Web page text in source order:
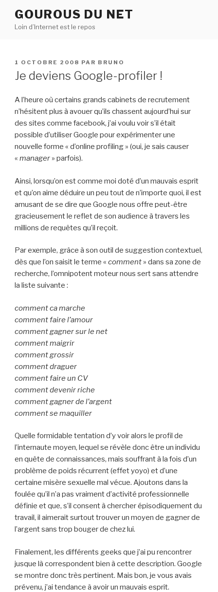
contenu
GOUROUS DU NET
Loin d’Internet est le repos
PUBLIÉ
LE
1 OCTOBRE 2008 PAR BRUNO
Je deviens Google-profiler !
A l’heure où certains grands cabinets de recrutement
n’hésitent plus à avouer qu’ils chassent aujourd’hui sur
des sites comme facebook, j’ai voulu voir s’il était
possible d’utiliser Google pour expérimenter une
nouvelle forme « d’online profiling » (oui, je sais causer
« manager » parfois).
Ainsi, lorsqu’on est comme moi doté d’un mauvais esprit
et qu’on aime déduire un peu tout de n’importe quoi, il est
amusant de se dire que Google nous offre peut-être
gracieusement le reflet de son audience à travers les
millions de requêtes qu’il reçoit.
Par exemple, grâce à son outil de suggestion contextuel,
dès que l’on saisit le terme « comment » dans sa zone de
recherche, l’omnipotent moteur nous sert sans attendre
la liste suivante :
comment ca marche
comment faire l’amour
comment gagner sur le net
comment maigrir
comment grossir
comment draguer
comment faire un CV
comment devenir riche
comment gagner de l’argent
comment se maquiller
Quelle formidable tentation d’y voir alors le profil de
l’internaute moyen, lequel se révèle donc être un individu
en quête de connaissances, mais souffrant à la fois d’un
problème de poids récurrent (effet yoyo) et d’une
certaine misère sexuelle mal vécue. Ajoutons dans la
foulée qu’il n’a pas vraiment d’activité professionnelle
définie et que, s’il consent à chercher épisodiquement du
travail, il aimerait surtout trouver un moyen de gagner de
l’argent sans trop bouger de chez lui.
Finalement, les différents geeks que j’ai pu rencontrer
jusque là correspondent bien à cette description. Google
se montre donc très pertinent. Mais bon, je vous avais
prévenu, j’ai tendance à avoir un mauvais esprit.